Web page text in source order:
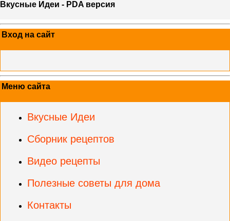
Вкусные Идеи - PDA версия
Вход на сайт
Меню сайта
Вкусные Идеи
Сборник рецептов
Видео рецепты
Полезные советы для дома
Контакты